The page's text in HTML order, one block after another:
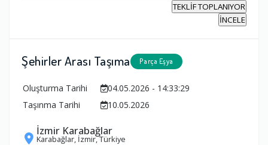
TEKLİF TOPLANIYOR
İNCELE
Şehirler Arası Taşıma Parça Eşya
Oluşturma Tarihi
04.05.2026 - 14:33:29
Taşınma Tarihi
10.05.2026
İzmir Karabağlar
Karabağlar, İzmir, Türkiye